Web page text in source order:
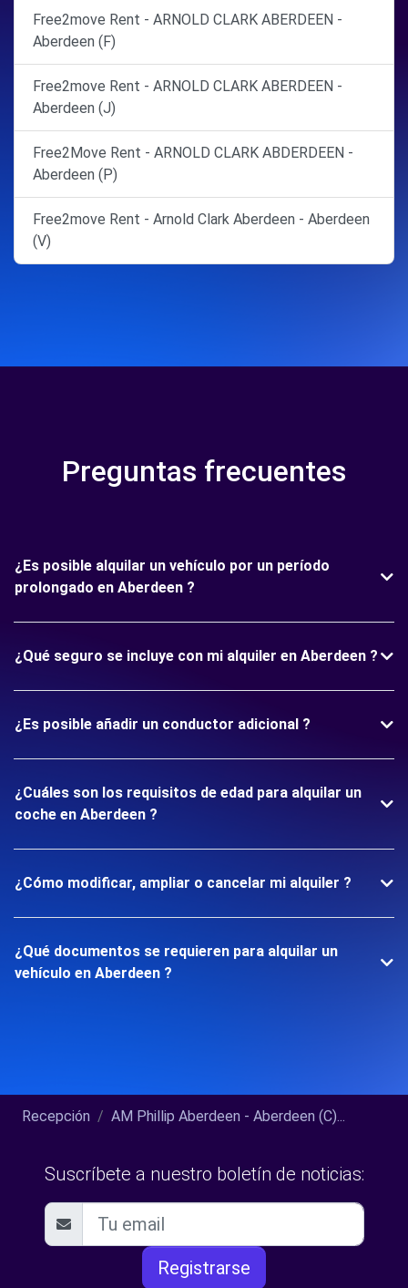
Free2move Rent - ARNOLD CLARK ABERDEEN -
Aberdeen (F)
Free2move Rent - ARNOLD CLARK ABERDEEN -
Aberdeen (J)
Free2Move Rent - ARNOLD CLARK ABDERDEEN -
Aberdeen (P)
Free2move Rent - Arnold Clark Aberdeen - Aberdeen
(V)
Preguntas frecuentes
¿Es posible alquilar un vehículo por un período
prolongado en Aberdeen ?
¿Qué seguro se incluye con mi alquiler en Aberdeen ?
¿Es posible añadir un conductor adicional ?
¿Cuáles son los requisitos de edad para alquilar un
coche en Aberdeen ?
¿Cómo modificar, ampliar o cancelar mi alquiler ?
¿Qué documentos se requieren para alquilar un
vehículo en Aberdeen ?
Recepción AM Phillip Aberdeen - Aberdeen (C)...
Suscríbete a nuestro boletín de noticias:
Registrarse